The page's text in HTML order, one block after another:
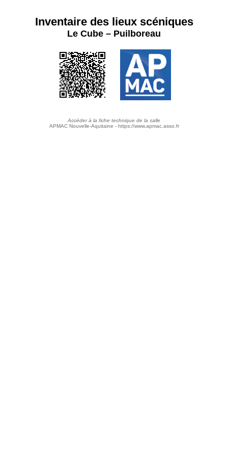
Inventaire des lieux scéniques
Le Cube – Puilboreau
Accéder à la fiche technique de la salle
APMAC Nouvelle-Aquitaine - https://www.apmac.asso.fr